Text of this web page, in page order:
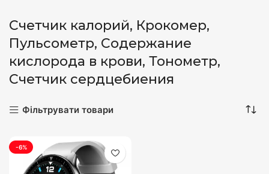
Счетчик калорий, Крокомер,
Пульсометр, Содержание
кислорода в крови, Тонометр,
Счетчик сердцебиения
Фільтрувати товари
-6%